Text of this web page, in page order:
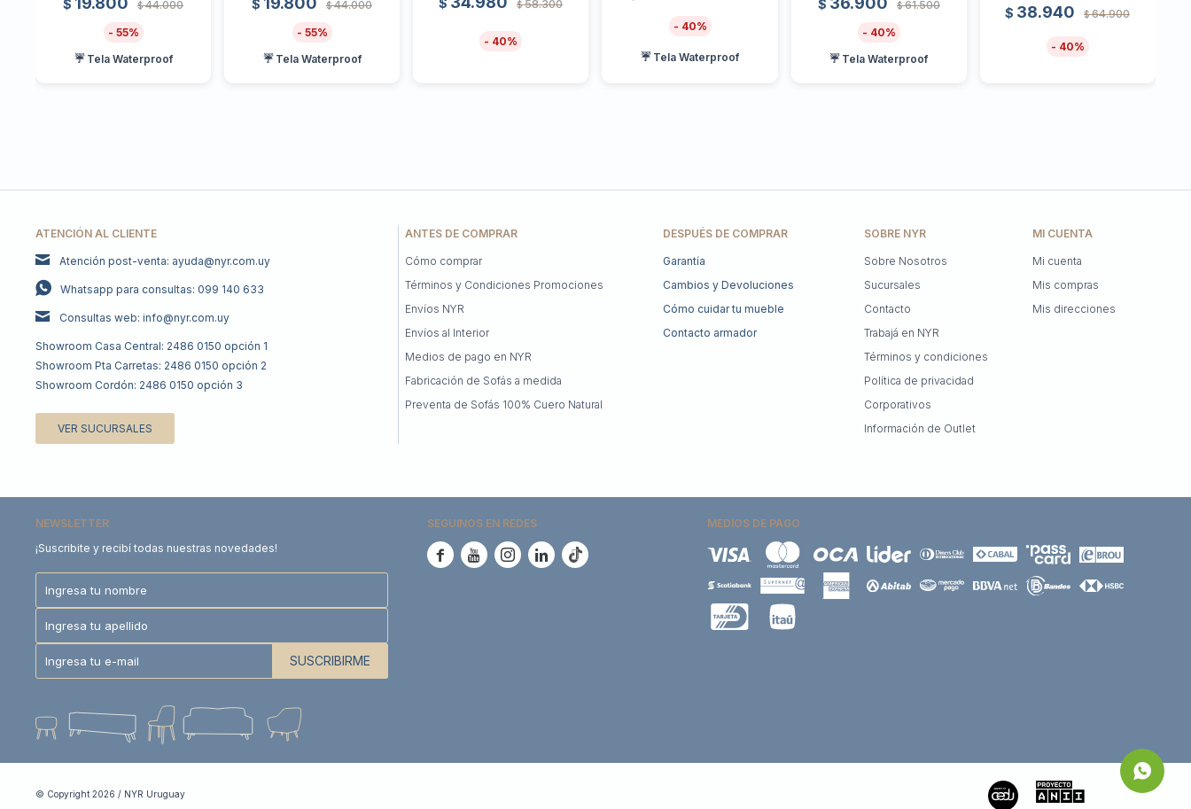
$
$ 44.000
55
☔ Tela Waterproof
$
$ 44.000
55
☔ Tela Waterproof
$ $ 58.300
40
40
☔ Tela Waterproof
$
$ 61.500
40
☔ Tela Waterproof
$ 38.940 $ 64.900
40
ATENCIÓN AL CLIENTE
Atención post-venta: ayuda@nyr.com.uy
Whatsapp para consultas: 099 140 633
Consultas web: info@nyr.com.uy
Showroom Casa Central: 2486 0150 opción 1
Showroom Pta Carretas: 2486 0150 opción 2
Showroom Cordón: 2486 0150 opción 3
VER SUCURSALES
DESPUÉS DE COMPRAR
Garantía
Cambios y Devoluciones
Cómo cuidar tu mueble
Contacto armador
SOBRE NYR
Sobre Nosotros
Sucursales
Contacto
Trabajá en NYR
Términos y condiciones
Política de privacidad
Corporativos
Información de Outlet
ANTES DE COMPRAR
Cómo comprar
Términos y Condiciones Promociones
Envíos NYR
Envíos al Interior
Medios de pago en NYR
Fabricación de Sofás a medida
Preventa de Sofás 100% Cuero Natural
MI CUENTA
Mi cuenta
Mis compras
Mis direcciones
NEWSLETTER
¡Suscribite y recibí todas nuestras novedades!
SUSCRIBIRME
SEGUINOS EN REDES
    
MEDIOS DE PAGO
© Copyright 2026 / NYR Uruguay